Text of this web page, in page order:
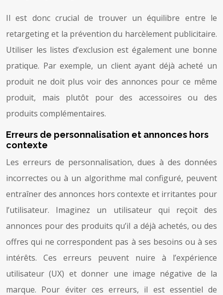
Il est donc crucial de trouver un équilibre entre le
retargeting et la prévention du harcèlement publicitaire.
Utiliser les listes d’exclusion est également une bonne
pratique. Par exemple, un client ayant déjà acheté un
produit ne doit plus voir des annonces pour ce même
produit, mais plutôt pour des accessoires ou des
produits complémentaires.
Erreurs de personnalisation et annonces hors
contexte
Les erreurs de personnalisation, dues à des données
incorrectes ou à un algorithme mal configuré, peuvent
entraîner des annonces hors contexte et irritantes pour
l’utilisateur. Imaginez un utilisateur qui reçoit des
annonces pour des produits qu’il a déjà achetés, ou des
offres qui ne correspondent pas à ses besoins ou à ses
intérêts. Ces erreurs peuvent nuire à l’expérience
utilisateur (UX) et donner une image négative de la
marque. Pour éviter ces erreurs, il est essentiel de